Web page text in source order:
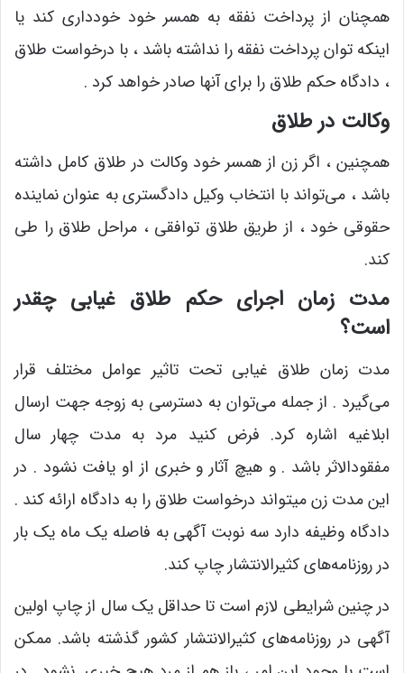
همچنان از پرداخت نفقه به همسر خود خودداری کند یا
اینکه توان پرداخت نفقه را نداشته باشد ، با درخواست طلاق
، دادگاه حکم طلاق را برای آنها صادر خواهد کرد .
وکالت در طلاق
همچنین ، اگر زن از همسر خود وکالت در طلاق کامل داشته
باشد ، می‌تواند با انتخاب وکیل دادگستری به عنوان نماینده
حقوقی خود ، از طریق طلاق توافقی ، مراحل طلاق را طی
کند.
مدت زمان اجرای حکم طلاق غیابی چقدر
است؟
مدت زمان طلاق غیابی تحت تاثیر عوامل مختلف قرار
می‌گیرد . از جمله می‌توان به دسترسی به زوجه جهت ارسال
ابلاغیه اشاره کرد. فرض کنید مرد به مدت چهار سال
مفقودالاثر باشد . و هیچ آثار و خبری از او یافت نشود . در
این مدت زن میتواند درخواست طلاق را به دادگاه ارائه کند .
دادگاه وظیفه دارد سه نوبت آگهی به فاصله یک ماه یک بار
در روزنامه‌های کثیرالانتشار چاپ کند.
در چنین شرایطی لازم است تا حداقل یک سال از چاپ اولین
آگهی در روزنامه‌های کثیرالانتشار کشور گذشته باشد. ممکن